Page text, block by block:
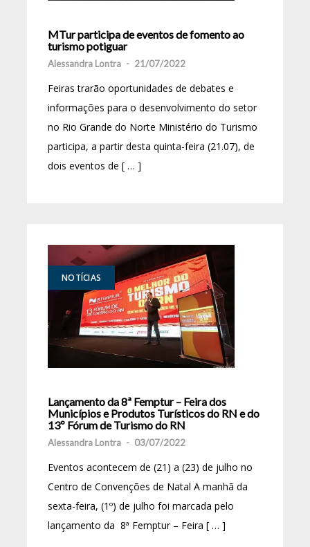
MTur participa de eventos de fomento ao
turismo potiguar
Alessandra Lontra - 21/07/2022
Feiras trarão oportunidades de debates e
informações para o desenvolvimento do setor
no Rio Grande do Norte Ministério do Turismo
participa, a partir desta quinta-feira (21.07), de
dois eventos de [ … ]
NOTÍCIAS
Lançamento da 8ª Femptur – Feira dos
Municípios e Produtos Turísticos do RN e do
13º Fórum de Turismo do RN
Alessandra Lontra - 03/07/2022
Eventos acontecem de (21) a (23) de julho no
Centro de Convenções de Natal A manhã da
sexta-feira, (1º) de julho foi marcada pelo
lançamento da 8ª Femptur – Feira [ … ]